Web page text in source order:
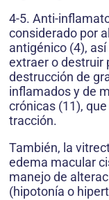
4-5. Anti-
considerado por
antigénico (4),
extraer o destruir
destrucción de
inflamados y de
crónicas (11),
tracción.
También, la
edema macular
manejo de
(hipotonía o